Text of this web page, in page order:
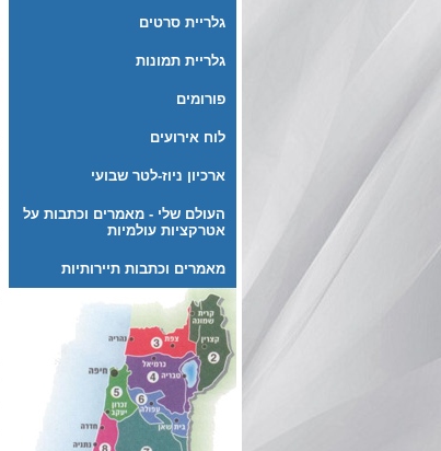
גלריית סרטים
גלריית תמונות
פורומים
לוח אירועים
ארכיון ניוז-לטר שבועי
העולם שלי - מאמרים וכתבות על
אטרקציות עולמיות
מאמרים וכתבות תיירותיות